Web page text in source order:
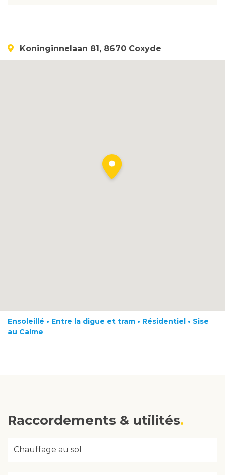
Koninginnelaan 81, 8670 Coxyde
Ensoleillé • Entre la digue et tram • Résidentiel • Sise
au Calme
Raccordements & utilités
Chauffage au sol